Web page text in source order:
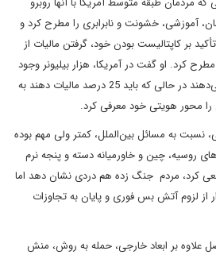
آموزشی، خشونت و نابرابری را مطرح کرد و
بر کاپتالیست بودن خود، گرفتن مالیات از
کرد. او گفت در آمریکا، هزار بیلیونر وجود
دارد که باید 85 درصد مالیات می‌دهند در حالی که باید 25 درصد مالیات دهند به
محور هویتی خود معرفی کرد.
نسبت به مسائل بین‌الملل، کمتر ولی مهم بوده
روسیه، چین و خاورمیانه دسته و پنجه نرم
کرد، مردم جنگ زده هم دردی نشان دهد اما
از لزوم آتش بس فوری و پایان به تجاوزات
علاوه بر ابعاد خارجی، حمله به روش، منش